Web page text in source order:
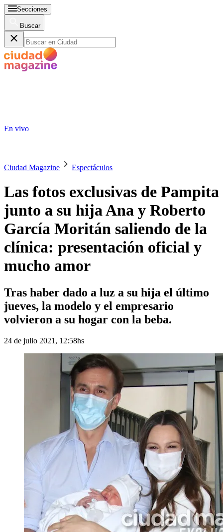
Secciones
Buscar
En vivo
Ciudad Magazine Espectáculos
Las fotos exclusivas de Pampita
junto a su hija Ana y Roberto
García Moritán saliendo de la
clínica: presentación oficial y
mucho amor
Tras haber dado a luz a su hija el último
jueves, la modelo y el empresario
volvieron a su hogar con la beba.
24 de julio 2021, 12:58hs